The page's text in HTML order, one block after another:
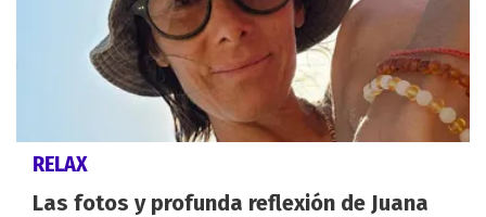
RELAX
Las fotos y profunda reflexión de Juana